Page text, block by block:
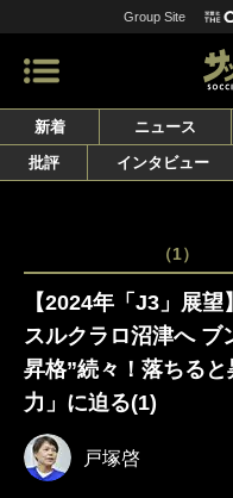
Group Site
新着 ニュース
批評
インタビュー
（1）
【2024年「J3」展
スルクラロ沼津へ ブ
昇格”続々！落ちる
力」に迫る(1)
戸塚啓